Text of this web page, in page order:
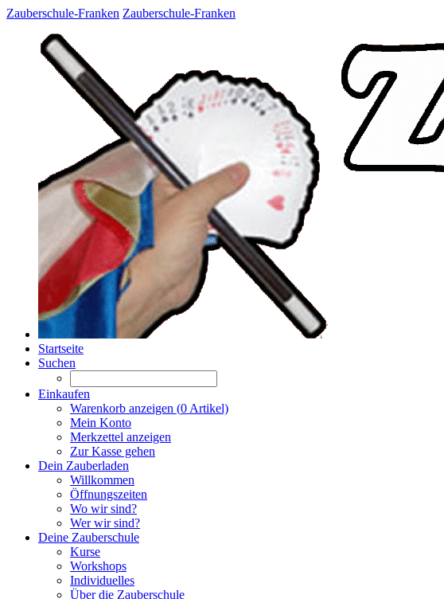
Zauberschule-Franken Zauberschule-Franken
Startseite
Suchen
Einkaufen
Warenkorb anzeigen (0 Artikel)
Mein Konto
Merkzettel anzeigen
Zur Kasse gehen
Dein Zauberladen
Willkommen
Öffnungszeiten
Wo wir sind?
Wer wir sind?
Deine Zauberschule
Kurse
Workshops
Individuelles
Über die Zauberschule